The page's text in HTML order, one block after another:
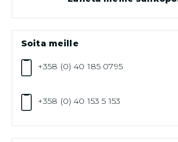
Soita meille
+358 (0) 40 185 0795
+358 (0) 40 153 5 153